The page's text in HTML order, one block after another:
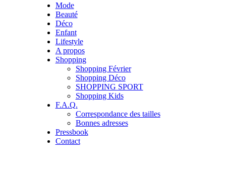
Mode
Beauté
Déco
Enfant
Lifestyle
A propos
Shopping
Shopping Février
Shopping Déco
SHOPPING SPORT
Shopping Kids
F.A.Q.
Correspondance des tailles
Bonnes adresses
Pressbook
Contact